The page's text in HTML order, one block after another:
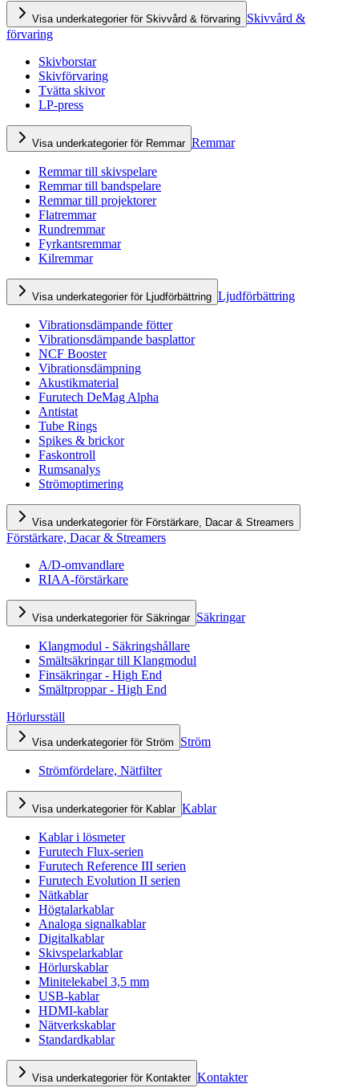
Visa underkategorier för Skivvård & förvaring Skivvård &
förvaring
Skivborstar
Skivförvaring
Tvätta skivor
LP-press
Visa underkategorier för Remmar Remmar
Remmar till skivspelare
Remmar till bandspelare
Remmar till projektorer
Flatremmar
Rundremmar
Fyrkantsremmar
Kilremmar
Visa underkategorier för Ljudförbättring Ljudförbättring
Vibrationsdämpande fötter
Vibrationsdämpande basplattor
NCF Booster
Vibrationsdämpning
Akustikmaterial
Furutech DeMag Alpha
Antistat
Tube Rings
Spikes & brickor
Faskontroll
Rumsanalys
Strömoptimering
Visa underkategorier för Förstärkare, Dacar & Streamers
Förstärkare, Dacar & Streamers
A/D-omvandlare
RIAA-förstärkare
Visa underkategorier för Säkringar Säkringar
Klangmodul - Säkringshållare
Smältsäkringar till Klangmodul
Finsäkringar - High End
Smältproppar - High End
Hörlursställ
Visa underkategorier för Ström Ström
Strömfördelare, Nätfilter
Visa underkategorier för Kablar Kablar
Kablar i lösmeter
Furutech Flux-serien
Furutech Reference III serien
Furutech Evolution II serien
Nätkablar
Högtalarkablar
Analoga signalkablar
Digitalkablar
Skivspelarkablar
Hörlurskablar
Minitelekabel 3,5 mm
USB-kablar
HDMI-kablar
Nätverkskablar
Standardkablar
Visa underkategorier för Kontakter Kontakter